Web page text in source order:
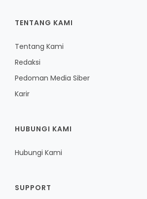
TENTANG KAMI
Tentang Kami
Redaksi
Pedoman Media Siber
Karir
HUBUNGI KAMI
Hubungi Kami
SUPPORT